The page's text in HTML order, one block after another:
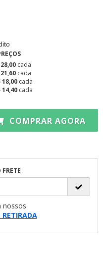
cada
cada
18,00 cada
14,40 cada
COMPRAR AGORA
FRETE
nossos
RETIRADA